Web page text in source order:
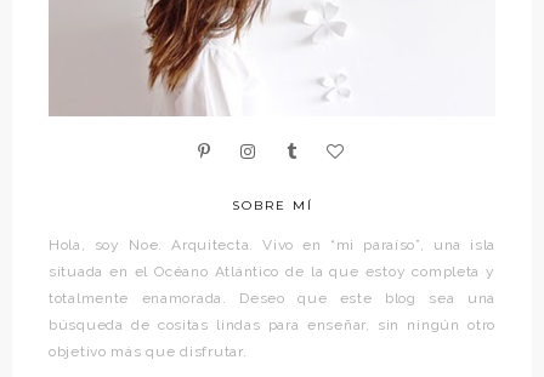
SOBRE MÍ
Hola, soy Noe. Arquitecta. Vivo en “mi paraíso”, una isla
situada en el Océano Atlántico de la que estoy completa y
totalmente enamorada. Deseo que este blog sea una
búsqueda de cositas lindas para enseñar, sin ningún otro
objetivo más que disfrutar.